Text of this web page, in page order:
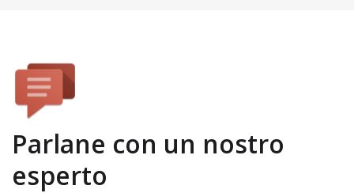
Parlane con un nostro
esperto